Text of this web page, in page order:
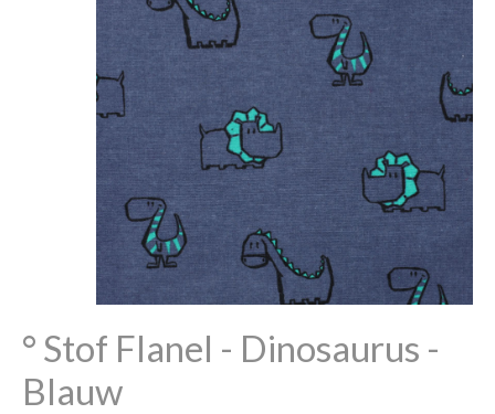
° Stof Flanel - Dinosaurus -
Blauw